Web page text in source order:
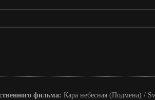
фильма: Кара небесная (Подмена) /